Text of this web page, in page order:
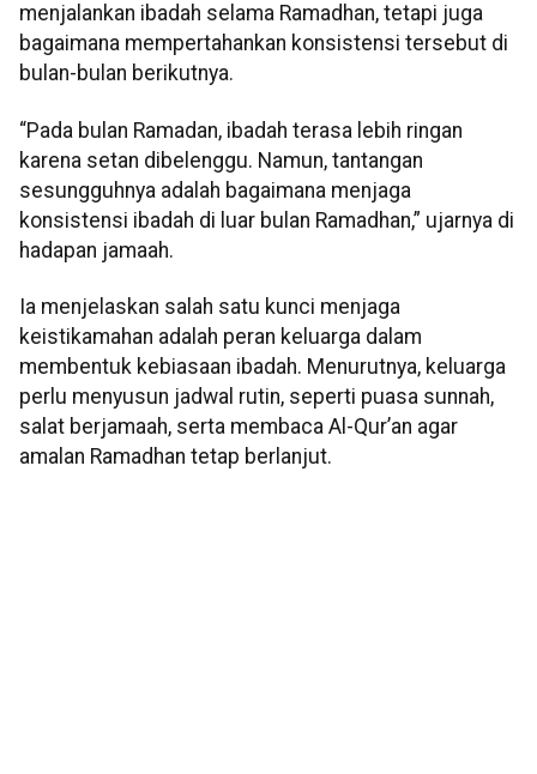
menjalankan ibadah selama Ramadhan, tetapi juga
bagaimana mempertahankan konsistensi tersebut di
bulan-bulan berikutnya.
“Pada bulan Ramadan, ibadah terasa lebih ringan
karena setan dibelenggu. Namun, tantangan
sesungguhnya adalah bagaimana menjaga
konsistensi ibadah di luar bulan Ramadhan,” ujarnya di
hadapan jamaah.
Ia menjelaskan salah satu kunci menjaga
keistikamahan adalah peran keluarga dalam
membentuk kebiasaan ibadah. Menurutnya, keluarga
perlu menyusun jadwal rutin, seperti puasa sunnah,
salat berjamaah, serta membaca Al-Qur’an agar
amalan Ramadhan tetap berlanjut.